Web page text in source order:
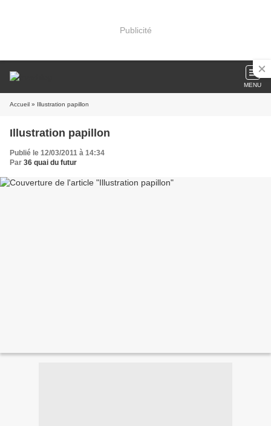
Publicité
MENU
Accueil » Illustration papillon
Illustration papillon
Publié le 12/03/2011 à 14:34
Par 36 quai du futur